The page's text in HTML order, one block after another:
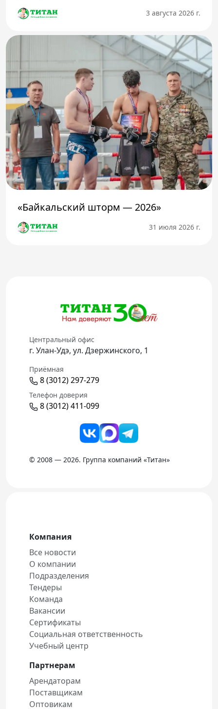
3 августа 2026 г.
«Байкальский шторм — 2026»
31 июля 2026 г.
Центральный офис
г. Улан-Удэ, ул. Дзержинского, 1
Приёмная
8 (3012) 297-279
Телефон доверия
8 (3012) 411-099
© 2008 — 2026. Группа компаний «Титан»
Компания
Все новости
О компании
Подразделения
Тендеры
Команда
Вакансии
Сертификаты
Социальная ответственность
Учебный центр
Партнерам
Арендаторам
Поставщикам
Оптовикам